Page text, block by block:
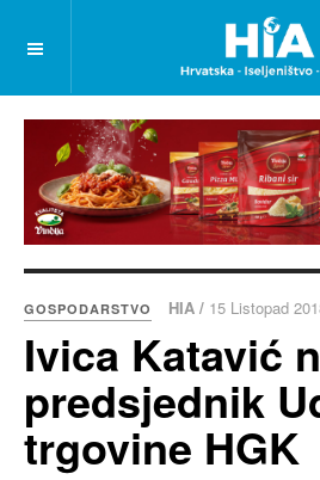
GOSPODARSTVO HIA / 15 Listopad
Ivica Katavić
predsjednik
trgovine HGK